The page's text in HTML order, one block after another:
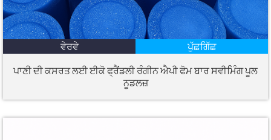
ਵੇਰਵੇ ਪੁੱਛਗਿੱਛ
ਪਾਣੀ ਦੀ ਕਸਰਤ ਲਈ ਈਕੋ ਫ੍ਰੈਂਡਲੀ ਰੰਗੀਨ ਐਪੀ ਫੋਮ ਬਾਰ ਸਵੀਮਿੰਗ ਪੂਲ
ਨੂਡਲਜ਼